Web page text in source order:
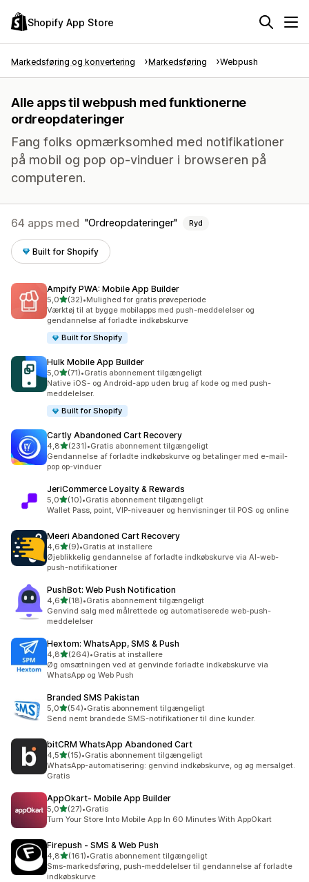
Shopify App Store
Markedsføring og konvertering Markedsføring Webpush
Alle apps til webpush med funktionerne
ordreopdateringer
Fang folks opmærksomhed med notifikationer
på mobil og pop op-vinduer i browseren på
computeren.
64 apps med Ordreopdateringer Ryd
Built for Shopify
Ampify PWA: Mobile App Builder
5,0ud af 5 stjerner
(32)
32 anmeldelser i alt
•Mulighed for gratis prøveperiode
Værktøj til at bygge mobilapps med push-meddelelser og
gendannelse af forladte indkøbskurve
Built for Shopify
Hulk Mobile App Builder
5,0ud af 5 stjerner
(71)
71 anmeldelser i alt
•Gratis abonnement tilgængeligt
Native iOS- og Android-app uden brug af kode og med push-
meddelelser.
Built for Shopify
Cartly Abandoned Cart Recovery
4,8ud af 5 stjerner
(231)
231 anmeldelser i alt
•Gratis abonnement tilgængeligt
Gendannelse af forladte indkøbskurve og betalinger med e-mail-
pop op-vinduer
JeriCommerce Loyalty & Rewards
5,0ud af 5 stjerner
(10)
10 anmeldelser i alt
•Gratis abonnement tilgængeligt
Wallet Pass, point, VIP-niveauer og henvisninger til POS og online
Meeri Abandoned Cart Recovery
4,6ud af 5 stjerner
(9)
9 anmeldelser i alt
•Gratis at installere
Øjeblikkelig gendannelse af forladte indkøbskurve via AI-web-
push-notifikationer
PushBot: Web Push Notification
4,6ud af 5 stjerner
(18)
18 anmeldelser i alt
•Gratis abonnement tilgængeligt
Genvind salg med målrettede og automatiserede web-push-
meddelelser
Hextom: WhatsApp, SMS & Push
4,8ud af 5 stjerner
(264)
264 anmeldelser i alt
•Gratis at installere
Øg omsætningen ved at genvinde forladte indkøbskurve via
WhatsApp og Web Push
Branded SMS Pakistan
5,0ud af 5 stjerner
(54)
54 anmeldelser i alt
•Gratis abonnement tilgængeligt
Send nemt brandede SMS-notifikationer til dine kunder.
bitCRM WhatsApp Abandoned Cart
4,5ud af 5 stjerner
(15)
15 anmeldelser i alt
•Gratis abonnement tilgængeligt
WhatsApp-automatisering: genvind indkøbskurve, og øg mersalget.
Gratis
AppOkart‑ Mobile App Builder
5,0ud af 5 stjerner
(27)
27 anmeldelser i alt
•Gratis
Turn Your Store Into Mobile App In 60 Minutes With AppOkart
Firepush ‑ SMS & Web Push
4,8ud af 5 stjerner
(161)
161 anmeldelser i alt
•Gratis abonnement tilgængeligt
Sms-markedsføring, push-meddelelser til gendannelse af forladte
indkøbskurve